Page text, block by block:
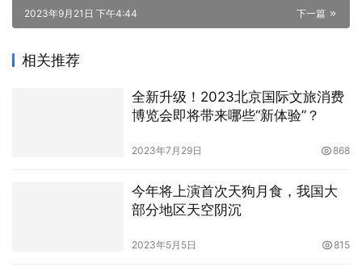
下一篇
2023年9月21日 下午4:44
相关推荐
全新升级！2023北京国际文旅消费
博览会即将带来哪些“新体验”？
2023年7月29日 868
今年将上演首次天狗月食，我国大
部分地区天空阴沉
2023年5月5日 815